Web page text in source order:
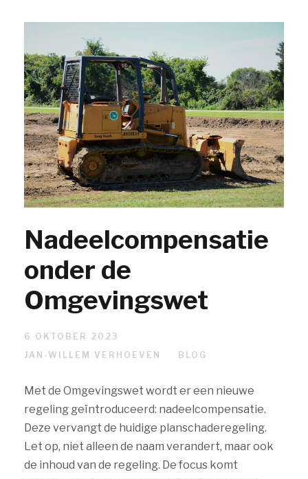
Nadeelcompensatie
onder de
Omgevingswet
6 OKTOBER 2023
JAN-WILLEM VERHOEVEN
BLOG
Met de Omgevingswet wordt er een nieuwe
regeling geïntroduceerd: nadeelcompensatie.
Deze vervangt de huidige planschaderegeling.
Let op, niet alleen de naam verandert, maar ook
de inhoud van de regeling. De focus komt